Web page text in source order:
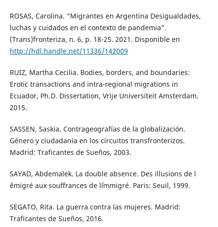
ROSAS, Carolina. “Migrantes en Argentina Desigualdades,
luchas y cuidados en el contexto de pandemia”.
(Trans)fronteriza, n. 6, p. 18-25. 2021. Disponible en
http://hdl.handle.net/11336/142009
RUIZ, Martha Cecilia. Bodies, borders, and boundaries:
Erotic transactions and intra-regional migrations in
Ecuador, Ph.D. Dissertation, Vrije Universiteit Amsterdam.
2015.
SASSEN, Saskia. Contrageografías de la globalización.
Género y ciudadanía en los circuitos transfronterizos.
Madrid: Traficantes de Sueños, 2003.
SAYAD, Abdemalek. La double absence. Des illusions de l
´émigré aux souffrances de l´immigré. Paris: Seuil, 1999.
SEGATO, Rita. La guerra contra las mujeres. Madrid:
Traficantes de Sueños, 2016.